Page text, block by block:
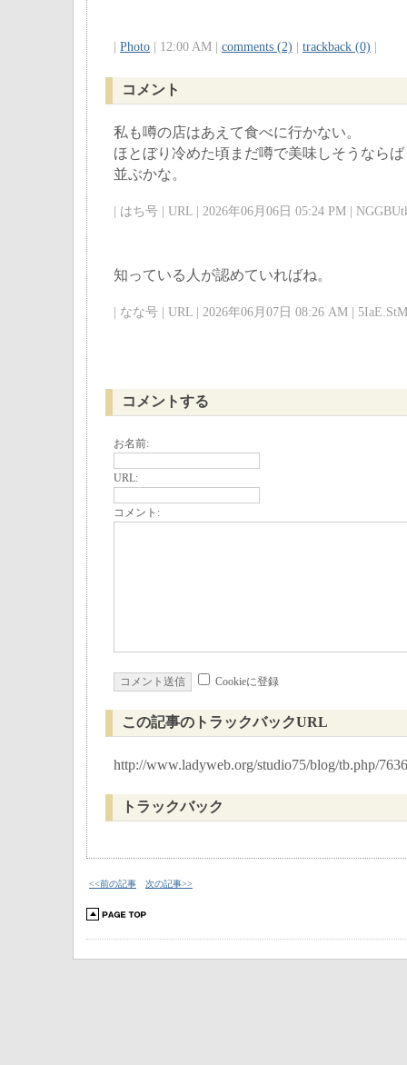
Photo | 12:00 AM | comments (2) trackback (0)
コメント
私も噂の店はあえて食べに行かない。
ほとぼり冷めた頃まだ噂で美味しそうならば
並ぶかな。
| はち号 | URL | 2026年06月06日 05:24 PM |
知っている人が認めていればね。
| なな号 | URL | 2026年06月07日 08:26 AM |
コメントする
お名前:
URL:
コメント:
Cookieに登録
この記事のトラックバックURL
http://www.ladyweb.org/studio75/blog/tb.php/7636
トラックバック
<<前の記事 次の記事>>